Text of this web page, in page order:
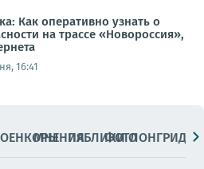
Как оперативно узнать о
на трассе «Новороссия»,
16:41
МНЕНИЯПАБЛИКИ
ФОТОЛОНГРИДЫ